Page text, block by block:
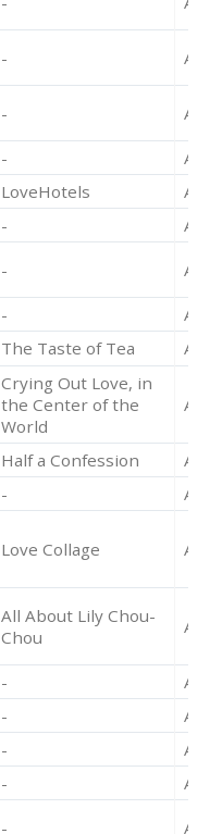
-
-
-
LoveHotels
-
-
-
The Taste of Tea
Crying Out Love, in
the Center of the
World
Half a Confession
-
Love Collage
All About Lily Chou-
Chou
-
-
-
-
-